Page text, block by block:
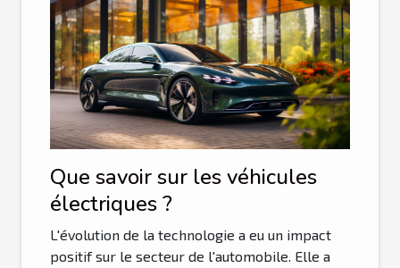
Que savoir sur les véhicules
électriques ?
L'évolution de la technologie a eu un impact
positif sur le secteur de l'automobile. Elle a